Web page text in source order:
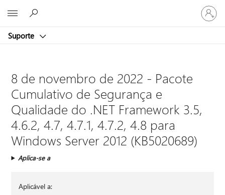
Suporte
Entre
em
sua
8 de novembro de 2022 - Pacote
Cumulativo de Segurança e
Qualidade do .NET Framework 3.5,
4.6.2, 4.7, 4.7.1, 4.7.2, 4.8 para
Windows Server 2012 (KB5020689)
Aplica-se a
Aplicável a: